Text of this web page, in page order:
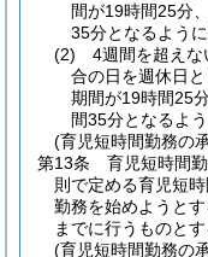
間が19時間25分
35分となるよう
(2)
4週間を超えな
合の日を週休日
期間が19時間25
間35分となるよ
(育児短時間勤務の
第13条
育児短時間
則で定める育児短
勤務を始めようと
までに行うものとす
(育児短時間勤務の